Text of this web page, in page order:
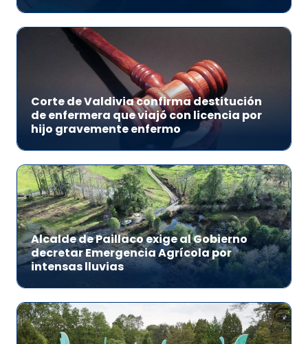
Corte de Valdivia confirma destitución
de enfermera que viajó con licencia por
hijo gravemente enfermo
Alcalde de Paillaco exige al Gobierno
decretar Emergencia Agrícola por
intensas lluvias